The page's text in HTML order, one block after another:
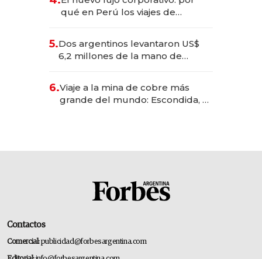
qué en Perú los viajes de
para convertirse en experiencias
transformadoras
5.Dos argentinos levantaron US$
6,2 millones de la mano de
6.Viaje a la mina de cobre más
grande del mundo: Escondida, el
Contactos
Comercial:publicidad@forbesargentina.com